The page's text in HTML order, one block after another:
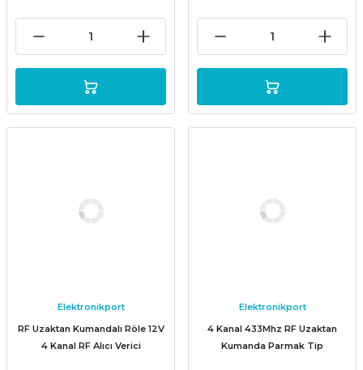
Elektronikport
RF Uzaktan Kumandalı Röle 12V
4 Kanal RF Alıcı Verici
Elektronikport
4 Kanal 433Mhz RF Uzaktan
Kumanda Parmak Tip